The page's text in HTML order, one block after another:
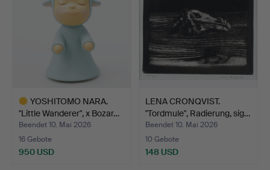
YOSHITOMO NARA.
"Little Wanderer", x Bozar…
Beendet 10. Mai 2026
16 Gebote
950 USD
LENA CRONQVIST.
"Tordmule", Radierung, sig…
Beendet 10. Mai 2026
10 Gebote
148 USD